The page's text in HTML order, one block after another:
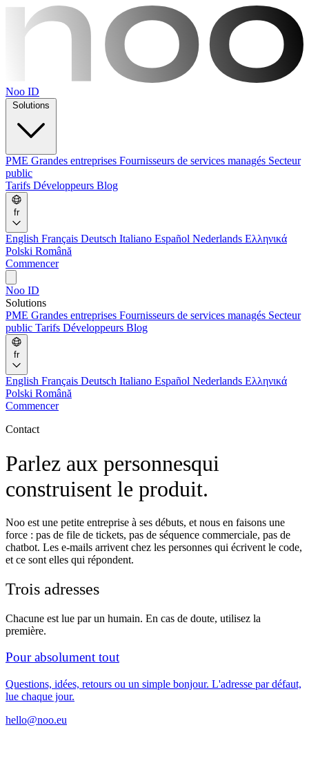
Noo ID
PME Grandes entreprises Fournisseurs de services managés Secteur
public
Tarifs Développeurs Blog
fr
English Français Deutsch Italiano Español Nederlands Ελληνικά
Polski Română
Commencer
Noo ID
Solutions
PME Grandes entreprises Fournisseurs de services managés Secteur
public Tarifs Développeurs Blog
fr
English Français Deutsch Italiano Español Nederlands Ελληνικά
Polski Română
Commencer
Contact
Parlez aux personnesqui
construisent le produit.
Noo est une petite entreprise à ses débuts, et nous en faisons une
force : pas de file de tickets, pas de séquence commerciale, pas de
chatbot. Les e-mails arrivent chez les personnes qui écrivent le code,
et ce sont elles qui répondent.
Trois adresses
Chacune est lue par un humain. En cas de doute, utilisez la
première.
Pour absolument tout
Questions, idées, retours ou un simple bonjour. L'adresse par défaut,
lue chaque jour.
hello@noo.eu